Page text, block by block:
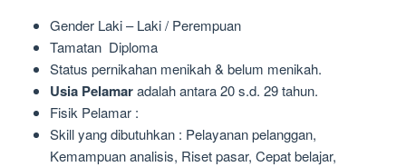
Gender Laki – Laki / Perempuan
Tamatan Diploma
Status pernikahan menikah & belum menikah.
Usia Pelamaradalah antara 20 s.d. 29 tahun.
Fisik Pelamar :
Skill yang dibutuhkan : Pelayanan pelanggan,
Kemampuan analisis, Riset pasar, Cepat belajar,